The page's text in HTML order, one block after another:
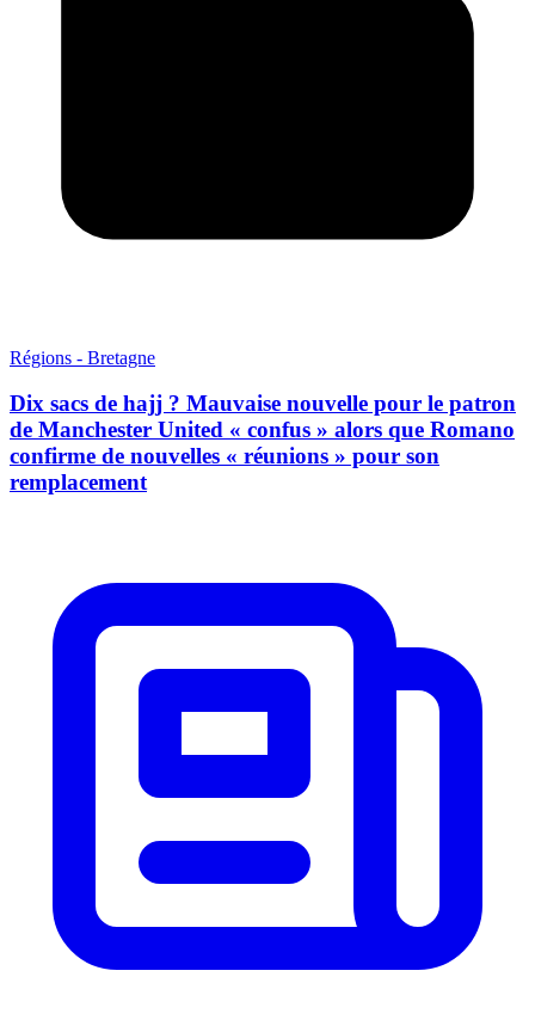
Régions - Bretagne
Dix sacs de hajj ? Mauvaise nouvelle pour le patron
de Manchester United « confus » alors que Romano
confirme de nouvelles « réunions » pour son
remplacement